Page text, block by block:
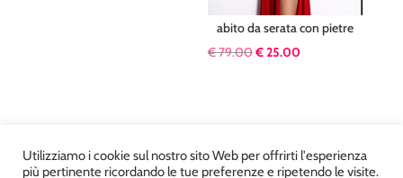
abito da serata con pietre
€79.00Il
€25.00
Utilizziamo i cookie sul nostro sito Web per offrirti l'esperienza
più pertinente ricordando le tue preferenze e ripetendo le visite.